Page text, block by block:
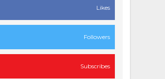
Likes
Followers
Subscribes